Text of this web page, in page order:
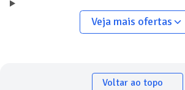
Veja mais ofertas
Voltar ao topo